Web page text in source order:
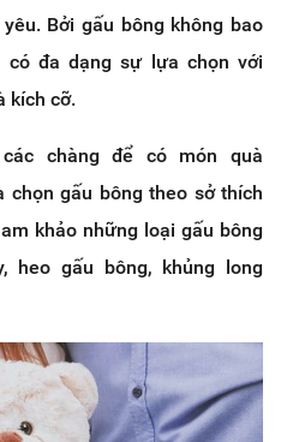
Bởi gấu bông không bao
đa dạng sự lựa chọn với
kích cỡ.
chàng để có món quà
gấu bông theo sở thích
khảo những loại gấu bông
heo gấu bông, khủng long